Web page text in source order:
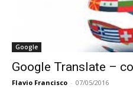
Google
Google Translate –
Flavio Francisco - 07/05/2016